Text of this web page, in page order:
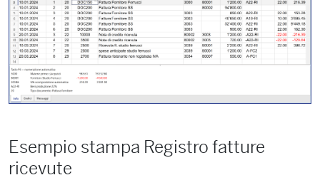
Esempio stampa Registro fatture
ricevute